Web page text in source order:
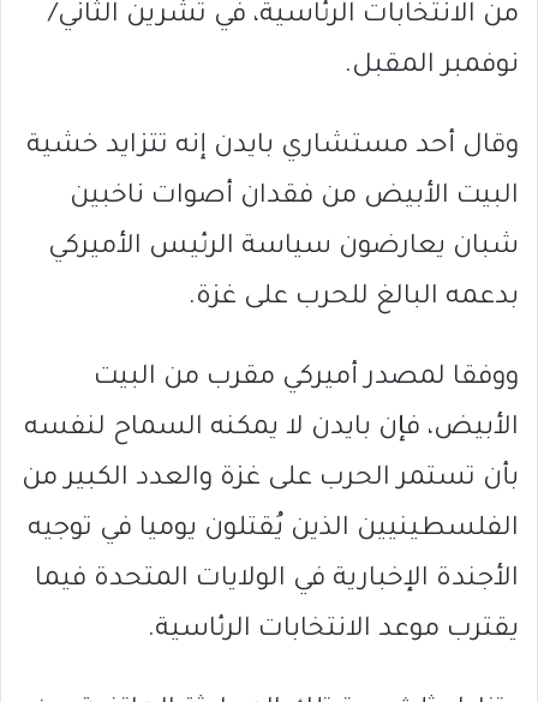
من الانتخابات الرئاسية، في تشرين الثاني/
نوفمبر المقبل.
وقال أحد مستشاري بايدن إنه تتزايد خشية
البيت الأبيض من فقدان أصوات ناخبين
شبان يعارضون سياسة الرئيس الأميركي
بدعمه البالغ للحرب على غزة.
ووفقا لمصدر أميركي مقرب من البيت
الأبيض، فإن بايدن لا يمكنه السماح لنفسه
بأن تستمر الحرب على غزة والعدد الكبير من
الفلسطينيين الذين يُقتلون يوميا في توجيه
الأجندة الإخبارية في الولايات المتحدة فيما
يقترب موعد الانتخابات الرئاسية.